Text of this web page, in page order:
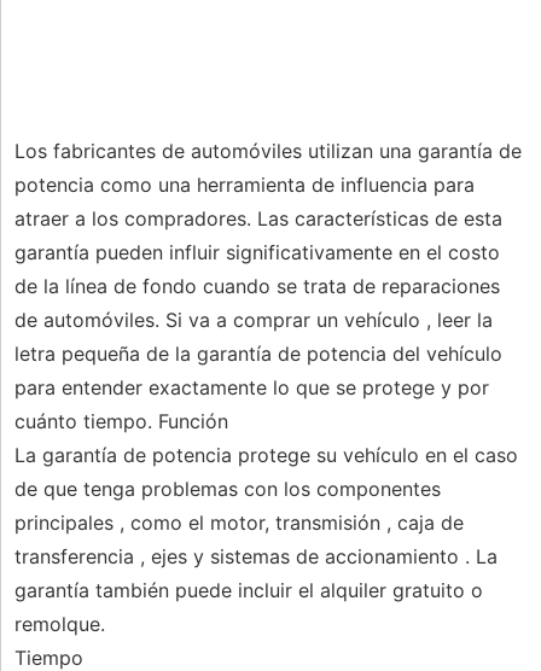
Los fabricantes de automóviles utilizan una garantía de
potencia como una herramienta de influencia para
atraer a los compradores. Las características de esta
garantía pueden influir significativamente en el costo
de la línea de fondo cuando se trata de reparaciones
de automóviles. Si va a comprar un vehículo , leer la
letra pequeña de la garantía de potencia del vehículo
para entender exactamente lo que se protege y por
cuánto tiempo. Función
La garantía de potencia protege su vehículo en el caso
de que tenga problemas con los componentes
principales , como el motor, transmisión , caja de
transferencia , ejes y sistemas de accionamiento . La
garantía también puede incluir el alquiler gratuito o
remolque.
Tiempo